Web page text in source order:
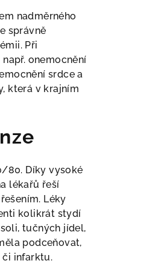
nadměrného
správně
Při
onemocnění
srdce a
která v krajním
80. Díky vysoké
lékařů řeší
Léky
kolikrát stydí
tučných jídel,
podceňovat,
či infarktu.